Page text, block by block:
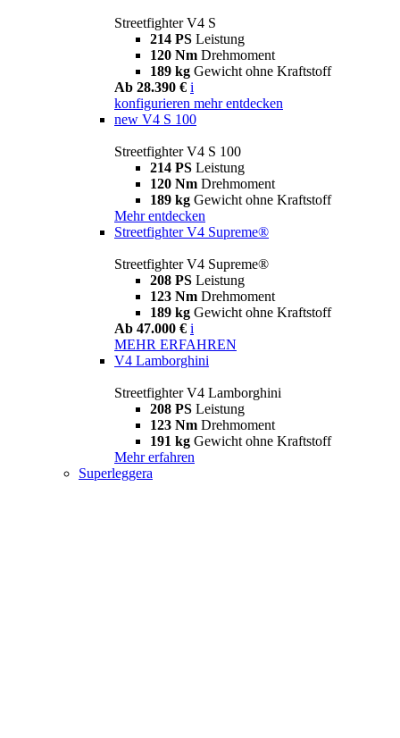
Streetfighter V4 S
214 PS Leistung
120 Nm Drehmoment
189 kg Gewicht ohne Kraftstoff
Ab 28.390 € i
konfigurieren mehr entdecken
new V4 S 100
Streetfighter V4 S 100
214 PS Leistung
120 Nm Drehmoment
189 kg Gewicht ohne Kraftstoff
Mehr entdecken
Streetfighter V4 Supreme®
Streetfighter V4 Supreme®
208 PS Leistung
123 Nm Drehmoment
189 kg Gewicht ohne Kraftstoff
Ab 47.000 € i
MEHR ERFAHREN
V4 Lamborghini
Streetfighter V4 Lamborghini
208 PS Leistung
123 Nm Drehmoment
191 kg Gewicht ohne Kraftstoff
Mehr erfahren
Superleggera